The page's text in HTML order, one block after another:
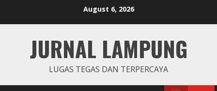
August 6, 2026
JURNAL LAMPUNG
LUGAS TEGAS DAN TERPERCAYA